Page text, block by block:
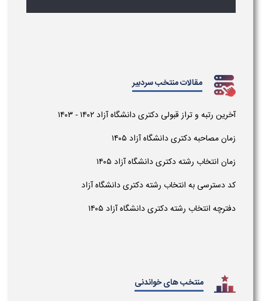
مقالات منتخب سردبیر
آخرین رتبه و تراز قبولی دکتری دانشگاه آزاد ۱۴۰۲ - ۱۴۰۳
زمان مصاحبه دکتری دانشگاه آزاد ۱۴۰۵
زمان انتخاب رشته دکتری دانشگاه آزاد ۱۴۰۵
کد دسترسی به انتخاب رشته دکتری دانشگاه آزاد
دفترچه انتخاب رشته دکتری دانشگاه آزاد ۱۴۰۵
منتخب های خواندنی